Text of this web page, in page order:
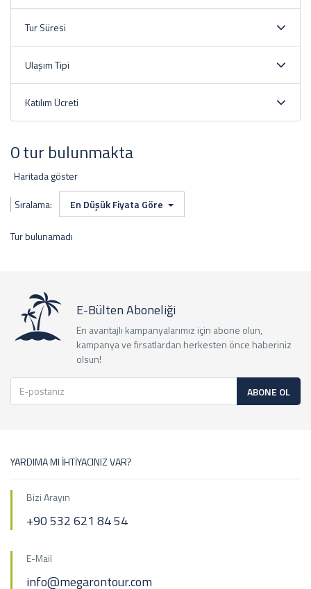
Tur Süresi
Ulaşım Tipi
Katılım Ücreti
0 tur bulunmakta
Haritada göster
Sıralama:
En Düşük Fiyata Göre
Tur bulunamadı
E-Bülten Aboneliği
En avantajlı kampanyalarımız için abone olun,
kampanya ve fırsatlardan herkesten önce haberiniz
olsun!
ABONE OL
YARDIMA MI İHTİYACINIZ VAR?
Bizi Arayın
+90 532 621 84 54
E-Mail
info@megarontour.com